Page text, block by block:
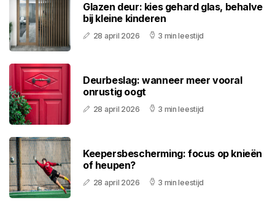
Glazen deur: kies gehard glas, behalve
bij kleine kinderen
28 april 2026 3 min leestijd
Deurbeslag: wanneer meer vooral
onrustig oogt
28 april 2026 3 min leestijd
Keepersbescherming: focus op knieën
of heupen?
28 april 2026 3 min leestijd